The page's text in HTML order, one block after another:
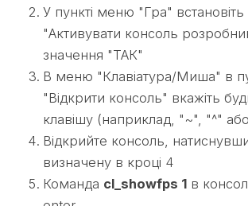
У пункті меню "Гра" встановіть
"Активувати консоль
значення "ТАК"
В меню "Клавіатура/Миша" в
"Відкрити консоль" вкажіть
клавішу (наприклад, "~", "^"
Відкрийте консоль,
визначену в кроці 4
Команда cl_showfps 1 в